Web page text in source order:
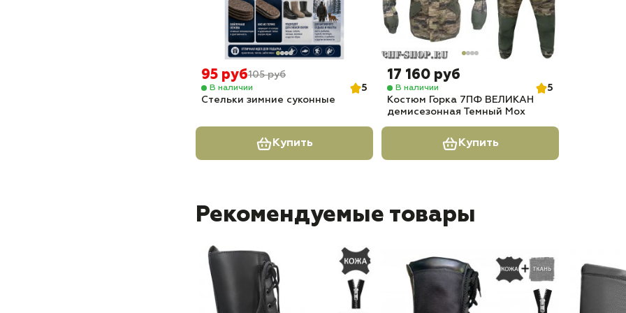
95 руб105 руб
В наличии
5
Стельки зимние суконные
Купить
17 160 руб
В наличии
5
Костюм Горка 7ПФ ВЕЛИКАН
демисезонная Темный Мох
Купить
Рекомендуемые товары